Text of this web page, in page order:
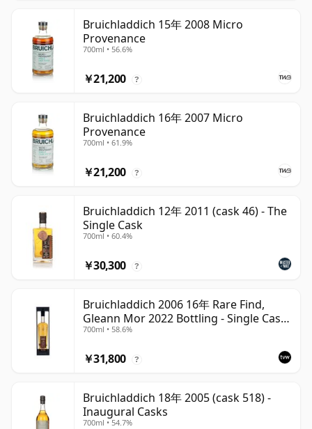
Bruichladdich 15年 2008 Micro
Provenance
700ml • 56.6%
￥21,200 ?
Bruichladdich 16年 2007 Micro
Provenance
700ml • 61.9%
￥21,200 ?
Bruichladdich 12年 2011 (cask 46) - The
Single Cask
700ml • 60.4%
￥30,300 ?
Bruichladdich 2006 16年 Rare Find,
Gleann Mor 2022 Bottling - Single Cask
1373
700ml • 58.6%
￥31,800 ?
Bruichladdich 18年 2005 (cask 518) -
Inaugural Casks
700ml • 54.7%